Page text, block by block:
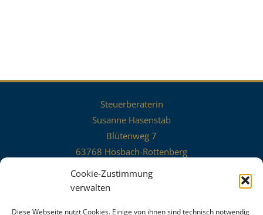
Cookie-Zustimmung
verwalten
Diese Webseite nutzt Cookies. Einige von ihnen sind technisch notwendig
Steuerberaterin
Susanne Hasenstab
Blütenweg 7
63768 Hösbach-Rottenberg
0 60 24 - 63 43 54
0 60 24 - 63 46 36